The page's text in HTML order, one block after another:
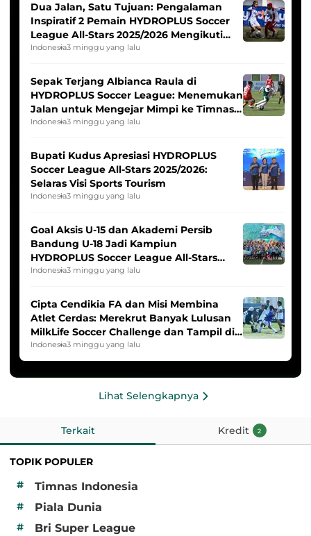
Dua Jalan, Satu Tujuan: Pengalaman
Inspiratif 2 Pemain HYDROPLUS Soccer
League All-Stars 2025/2026 Mengikuti
Seleksi Timnas Indonesia Putri
Indonesia3 minggu yang lalu
Sepak Terjang Albianca Raula di
HYDROPLUS Soccer League: Menemukan
Jalan untuk Mengejar Mimpi ke Timnas
Indonesia Putri
Indonesia3 minggu yang lalu
Bupati Kudus Apresiasi HYDROPLUS
Soccer League All-Stars 2025/2026:
Selaras Visi Sports Tourism
Indonesia3 minggu yang lalu
Goal Aksis U-15 dan Akademi Persib
Bandung U-18 Jadi Kampiun
HYDROPLUS Soccer League All-Stars
2025/2026
Indonesia3 minggu yang lalu
Cipta Cendikia FA dan Misi Membina
Atlet Cerdas: Merekrut Banyak Lulusan
MilkLife Soccer Challenge dan Tampil di
HYDROPLUS Soccer League
Indonesia3 minggu yang lalu
Lihat Selengkapnya
Terkait Kredit 2
TOPIK POPULER
#
Timnas Indonesia
# Piala Dunia
# Bri Super League